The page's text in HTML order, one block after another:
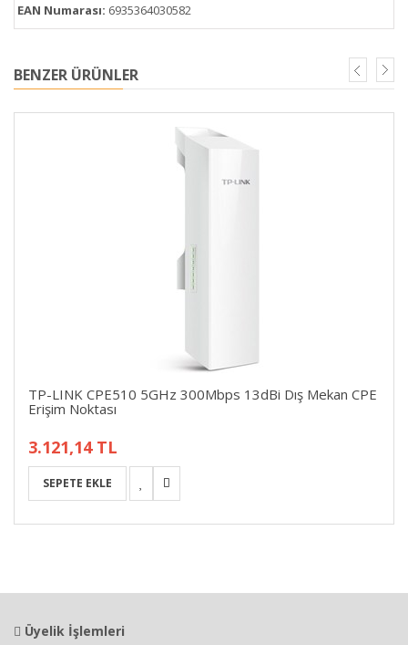
EAN Numarası: 6935364030582
BENZER ÜRÜNLER
TP-LINK CPE510 5GHz 300Mbps 13dBi Dış Mekan CPE
Erişim Noktası
3.121,14 TL
Üyelik İşlemleri